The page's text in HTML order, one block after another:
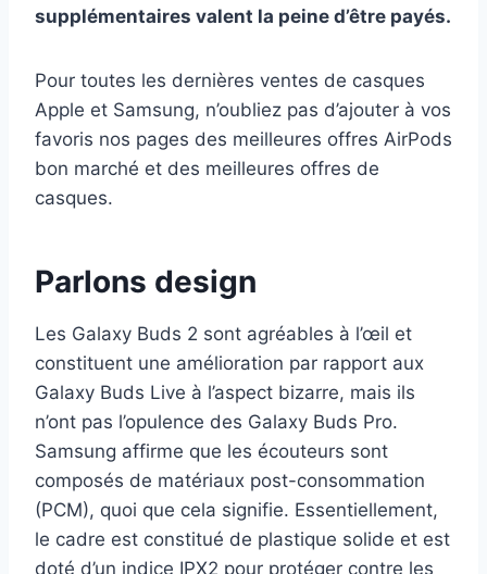
supplémentaires valent la peine d’être payés.
Pour toutes les dernières ventes de casques
Apple et Samsung, n’oubliez pas d’ajouter à vos
favoris nos pages des meilleures offres AirPods
bon marché et des meilleures offres de
casques.
Parlons design
Les Galaxy Buds 2 sont agréables à l’œil et
constituent une amélioration par rapport aux
Galaxy Buds Live à l’aspect bizarre, mais ils
n’ont pas l’opulence des Galaxy Buds Pro.
Samsung affirme que les écouteurs sont
composés de matériaux post-consommation
(PCM), quoi que cela signifie. Essentiellement,
le cadre est constitué de plastique solide et est
doté d’un indice IPX2 pour protéger contre les